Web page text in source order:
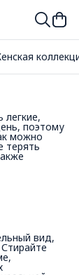
поэтому
можно
терять
вид,